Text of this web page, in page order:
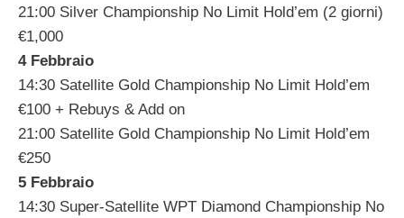
21:00 Silver Championship No Limit Hold’em (2 giorni)
€1,000
4 Febbraio
14:30 Satellite Gold Championship No Limit Hold’em
€100 + Rebuys & Add on
21:00 Satellite Gold Championship No Limit Hold’em
€250
5 Febbraio
14:30 Super-Satellite WPT Diamond Championship No